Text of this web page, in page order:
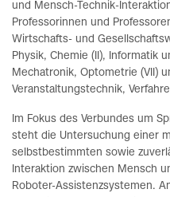
und Mensch-Technik-
Professorinnen und
Wirtschafts- und
Physik, Chemie (II), Informatik
Mechatronik, Optometrie (VII)
Veranstaltungstechnik,
Im Fokus des Verbundes um
steht die Untersuchung einer
selbstbestimmten sowie
Interaktion zwischen Mensch
Roboter-Assistenzsystemen.